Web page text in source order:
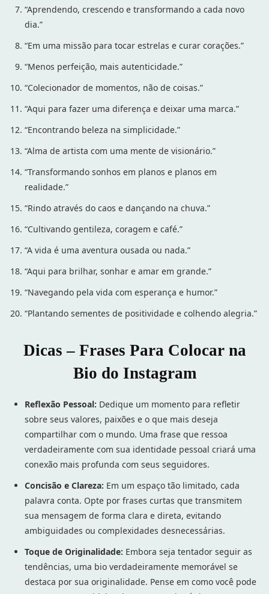
“Aprendendo, crescendo e transformando a cada novo
dia.”
“Em uma missão para tocar estrelas e curar corações.”
“Menos perfeição, mais autenticidade.”
“Colecionador de momentos, não de coisas.”
“Aqui para fazer uma diferença e deixar uma marca.”
“Encontrando beleza na simplicidade.”
“Alma de artista com uma mente de visionário.”
“Transformando sonhos em planos e planos em
realidade.”
“Rindo através do caos e dançando na chuva.”
“Cultivando gentileza, coragem e café.”
“A vida é uma aventura ousada ou nada.”
“Aqui para brilhar, sonhar e amar em grande.”
“Navegando pela vida com esperança e humor.”
“Plantando sementes de positividade e colhendo alegria.”
Dicas – Frases Para Colocar na
Bio do Instagram
Reflexão Pessoal: Dedique um momento para refletir
sobre seus valores, paixões e o que mais deseja
compartilhar com o mundo. Uma frase que ressoa
verdadeiramente com sua identidade pessoal criará uma
conexão mais profunda com seus seguidores.
Concisão e Clareza: Em um espaço tão limitado, cada
palavra conta. Opte por frases curtas que transmitem
sua mensagem de forma clara e direta, evitando
ambiguidades ou complexidades desnecessárias.
Toque de Originalidade: Embora seja tentador seguir as
tendências, uma bio verdadeiramente memorável se
destaca por sua originalidade. Pense em como você pode